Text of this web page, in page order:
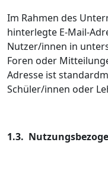
Im Rahmen des
hinterlegte E-Mail-
Nutzer/innen in
Foren oder
Adresse ist
Schüler/innen oder
1.3.